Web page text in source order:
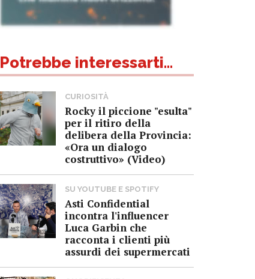
Potrebbe interessarti...
CURIOSITÀ
Rocky il piccione "esulta"
per il ritiro della
delibera della Provincia:
«Ora un dialogo
costruttivo» (Video)
SU YOUTUBE E SPOTIFY
Asti Confidential
incontra l'influencer
Luca Garbin che
racconta i clienti più
assurdi dei supermercati